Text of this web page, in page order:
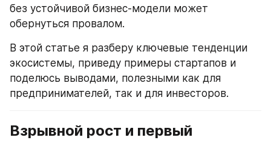
без устойчивой бизнес-модели может
обернуться провалом.
В этой статье я разберу ключевые тенденции
экосистемы, приведу примеры стартапов и
поделюсь выводами, полезными как для
предпринимателей, так и для инвесторов.
Взрывной рост и первый